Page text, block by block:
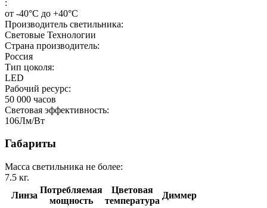
:
от -40°C до +40°C
Производитель светильника:
Световые Технологии
Страна производитель:
Россия
Тип цоколя:
LED
Рабочий ресурс:
50 000 часов
Световая эффективность:
106Лм/Вт
Габариты
Масса светильника не более:
7.5 кг.
Линза
Потребляемая
мощность
Цветовая
температура
Диммер